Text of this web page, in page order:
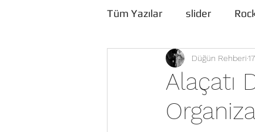
Tüm Yazılar slider
Düğün Rehberi
Alaçatı
Düğün Rehberi